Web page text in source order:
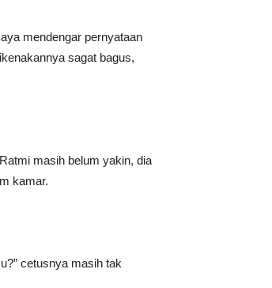
mendengar pernyataan
sagat bagus,
masih belum yakin, dia
kamar.
cetusnya masih tak